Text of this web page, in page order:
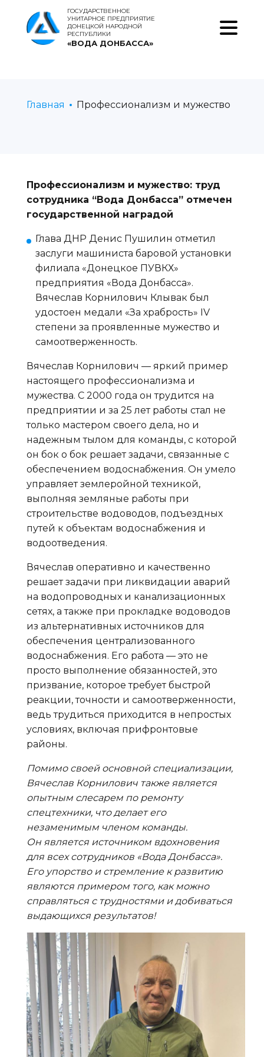
ГОСУДАРСТВЕННОЕ
УНИТАРНОЕ ПРЕДПРИЯТИЕ
ДОНЕЦКОЙ НАРОДНОЙ
РЕСПУБЛИКИ
«ВОДА ДОНБАССА»
Главная Профессионализм и мужество
Профессионализм и мужество: труд
сотрудника “Вода Донбасса” отмечен
государственной наградой
Глава ДНР Денис Пушилин отметил
заслуги машиниста баровой установки
филиала «Донецкое ПУВКХ»
предприятия «Вода Донбасса».
Вячеслав Корнилович Клывак был
удостоен медали «За храбрость» IV
степени за проявленные мужество и
самоотверженность.
Вячеслав Корнилович — яркий пример
настоящего профессионализма и
мужества. С 2000 года он трудится на
предприятии и за 25 лет работы стал не
только мастером своего дела, но и
надежным тылом для команды, с которой
он бок о бок решает задачи, связанные с
обеспечением водоснабжения. Он умело
управляет землеройной техникой,
выполняя земляные работы при
строительстве водоводов, подъездных
путей к объектам водоснабжения и
водоотведения.
Вячеслав оперативно и качественно
решает задачи при ликвидации аварий
на водопроводных и канализационных
сетях, а также при прокладке водоводов
из альтернативных источников для
обеспечения централизованного
водоснабжения. Его работа — это не
просто выполнение обязанностей, это
призвание, которое требует быстрой
реакции, точности и самоотверженности,
ведь трудиться приходится в непростых
условиях, включая прифронтовые
районы.
Помимо своей основной специализации,
Вячеслав Корнилович также является
опытным слесарем по ремонту
спецтехники, что делает его
незаменимым членом команды.
Он является источником вдохновения
для всех сотрудников «Вода Донбасса».
Его упорство и стремление к развитию
являются примером того, как можно
справляться с трудностями и добиваться
выдающихся результатов!